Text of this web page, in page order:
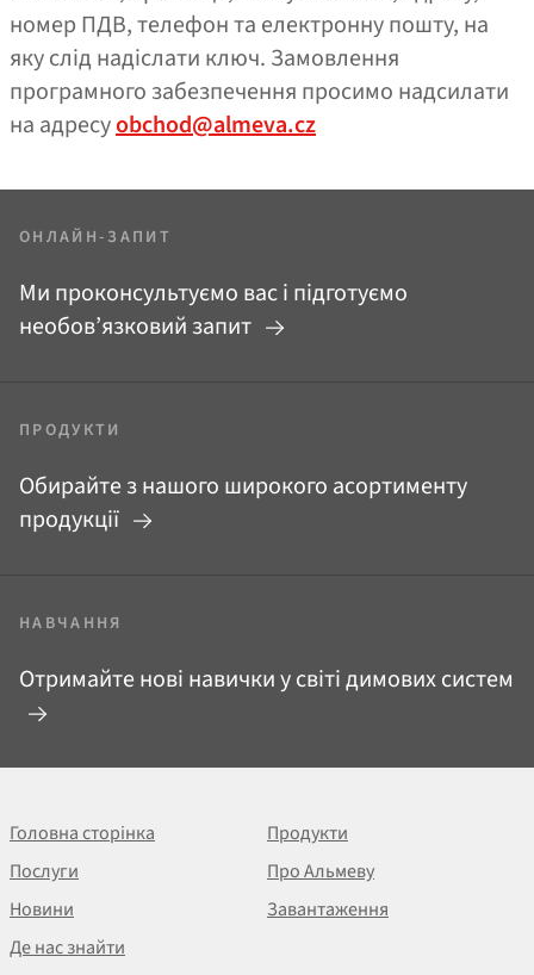
номер ПДВ, телефон та електронну пошту, на
яку слід надіслати ключ. Замовлення
програмного забезпечення просимо надсилати
на адресуobchod@almeva.cz
ОНЛАЙН-ЗАПИТ
Ми проконсультуємо вас і підготуємо
необов’язковий запит
ПРОДУКТИ
Обирайте з нашого широкого асортименту
продукції
НАВЧАННЯ
Отримайте нові навички у світі димових систем
Головна сторінка
Продукти
Послуги
Про Альмеву
Новини
Завантаження
Де нас знайти